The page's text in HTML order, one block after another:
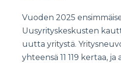
Vuoden 2025
Uusyrityskeskusten
uutta yritystä.
yhteensä 11 119 kertaa,